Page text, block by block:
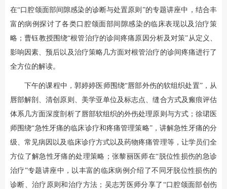
在“口腔颌面部间隙感染的诊断与处置原则”的专题讲座中，结合丰
富的病例探讨了各类口腔颌面部间隙感染的临床表现以及治疗策
略；曹钰教授围绕“根管治疗的诊间疼痛原因分析及对策”从定义、
影响因素、预后以及治疗策略几方面对根管治疗的诊间疼痛进行了
全方位的解读。
下午的课程中，郭婷婷医师围绕“唇部外伤的软组织处置”，从
唇部解剖、清创原则、美学亚单位及标志点、缝合方式及瘢痕评估
体系几方面深度剖析了唇部软组织的外伤处理原则与方式；徐珺医
师围绕“急性牙痛的临床诊疗和疼痛管理策略”，讲解急性牙痛的分
级、常见病因以及临床诊疗方式以及药物疼痛管理等，让学员们全
方位了解急性牙痛的处理策略；张黎丽医师在“脱位性损伤的急诊
治疗”专题讲座中，以丰富的临床病例介绍了不同牙脱位性损伤的
诊断、治疗原则和治疗方法；吴志芳医师分享了“口腔颌面部创伤